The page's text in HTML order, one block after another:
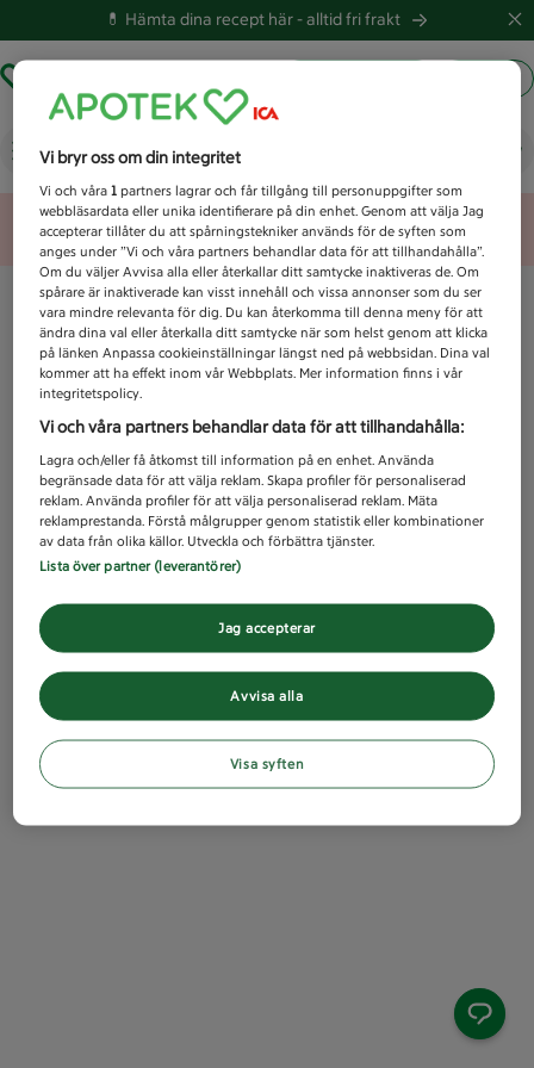
💊 Hämta dina recept här -alltid fri frakt
Vad letar du efter idag?
Unknown error
Vi bryr oss om din integritet
Vi och våra1 partners lagrar och får tillgång till personuppgifter som
webbläsardata eller unika identifierare på din enhet. Genom att välja Jag
accepterar tillåter du att spårningstekniker används för de syften som
anges under ”Vi och våra partners behandlar data för att tillhandahålla”.
Om du väljer Avvisa alla eller återkallar ditt samtycke inaktiveras de. Om
spårare är inaktiverade kan visst innehåll och vissa annonser som du ser
vara mindre relevanta för dig. Du kan återkomma till denna meny för att
ändra dina val eller återkalla ditt samtycke när som helst genom att klicka
på länken Anpassa cookieinställningar längst ned på webbsidan. Dina val
kommer att ha effekt inom vår Webbplats. Mer information finns i vår
integritetspolicy.
Vi och våra partners behandlar data för att tillhandahålla:
Lagra och/eller få åtkomst till information på en enhet. Använda
begränsade data för att välja reklam. Skapa profiler för personaliserad
reklam. Använda profiler för att välja personaliserad reklam. Mäta
reklamprestanda. Förstå målgrupper genom statistik eller kombinationer
av data från olika källor. Utveckla och förbättra tjänster.
Lista över partner (leverantörer)
Avvisa alla
Jag accepterar
Visa syften